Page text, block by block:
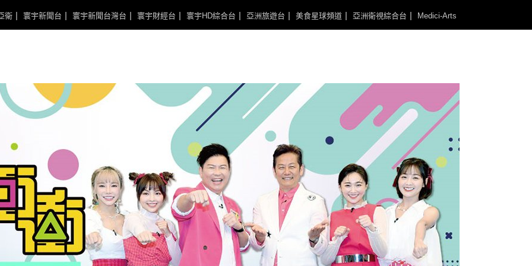
衛 寰宇新聞台 寰宇新聞台灣台 寰宇財經台 寰宇HD綜合台 亞洲旅遊台 美食星球頻道 亞洲衛視綜合台 Medici-Arts